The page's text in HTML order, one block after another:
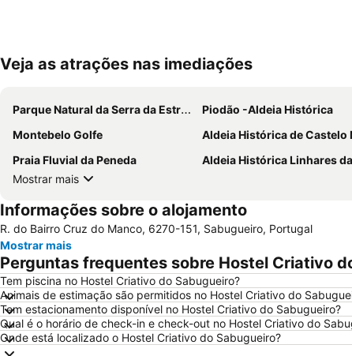
Veja as atrações nas imediações
Parque Natural da Serra da Estrela Piodão -Aldeia Histórica
Montebelo Golfe
Aldeia Histórica de Castelo
Praia Fluvial da Peneda
Aldeia Histórica Linhares da
Mostrar mais
Informações sobre o alojamento
R. do Bairro Cruz do Manco, 6270-151, Sabugueiro, Portugal
Mostrar mais
Perguntas frequentes sobre Hostel Criativo
Tem piscina no Hostel Criativo do Sabugueiro?
Animais de estimação são permitidos no Hostel Criativo do
Tem estacionamento disponível no Hostel Criativo do Sabugueiro?
Qual é o horário de check-in e check-out no Hostel Criativo do
Onde está localizado o Hostel Criativo do Sabugueiro?